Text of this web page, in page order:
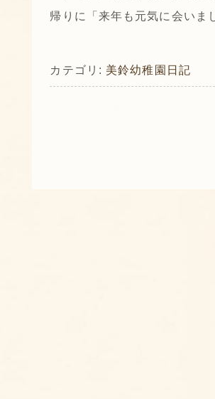
帰りに「来年も元気に会いま
カテゴリ: 美鈴幼稚園日記